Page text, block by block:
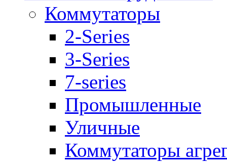
Коммутаторы
2-Series
3-Series
7-series
Промышленные
Уличные
Коммутаторы